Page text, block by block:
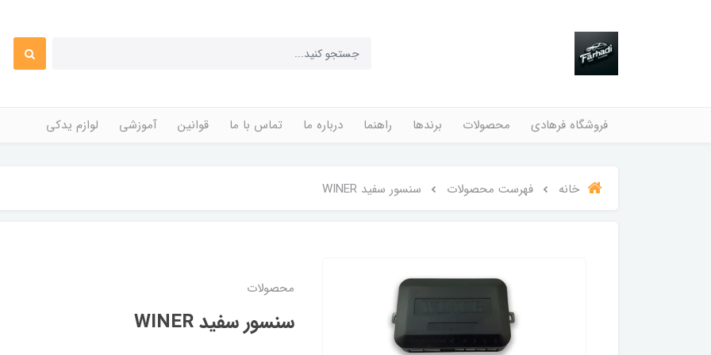
فروشگاه فرهادی محصولات برندها راهنما درباره ما تماس با ما قوانین آموزشی لوازم یدکی
خانه فهرست محصولات سنسور سفید WINER
محصولات
سنسور سفید WINER